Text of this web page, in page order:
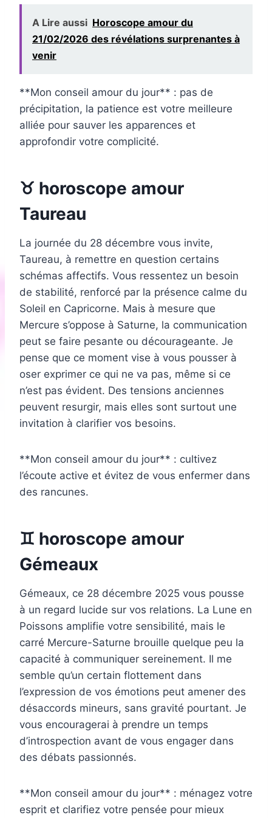
A Lire aussi Horoscope amour du
21/02/2026 des révélations surprenantes à
venir
**Mon conseil amour du jour** : pas de
précipitation, la patience est votre meilleure
alliée pour sauver les apparences et
approfondir votre complicité.
♉ horoscope amour
Taureau
La journée du 28 décembre vous invite,
Taureau, à remettre en question certains
schémas affectifs. Vous ressentez un besoin
de stabilité, renforcé par la présence calme du
Soleil en Capricorne. Mais à mesure que
Mercure s’oppose à Saturne, la communication
peut se faire pesante ou décourageante. Je
pense que ce moment vise à vous pousser à
oser exprimer ce qui ne va pas, même si ce
n’est pas évident. Des tensions anciennes
peuvent resurgir, mais elles sont surtout une
invitation à clarifier vos besoins.
**Mon conseil amour du jour** : cultivez
l’écoute active et évitez de vous enfermer dans
des rancunes.
♊ horoscope amour
Gémeaux
Gémeaux, ce 28 décembre 2025 vous pousse
à un regard lucide sur vos relations. La Lune en
Poissons amplifie votre sensibilité, mais le
carré Mercure-Saturne brouille quelque peu la
capacité à communiquer sereinement. Il me
semble qu’un certain flottement dans
l’expression de vos émotions peut amener des
désaccords mineurs, sans gravité pourtant. Je
vous encouragerai à prendre un temps
d’introspection avant de vous engager dans
des débats passionnés.
**Mon conseil amour du jour** : ménagez votre
esprit et clarifiez votre pensée pour mieux